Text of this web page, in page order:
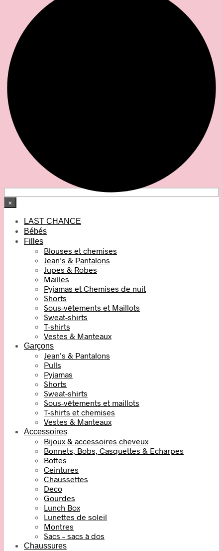
×
LAST CHANCE
Bébés
Filles
Blouses et chemises
Jean’s & Pantalons
Jupes & Robes
Mailles
Pyjamas et Chemises de nuit
Shorts
Sous-vêtements et Maillots
Sweat-shirts
T-shirts
Vestes & Manteaux
Garçons
Jean’s & Pantalons
Pulls
Pyjamas
Shorts
Sweat-shirts
Sous-vêtements et maillots
T-shirts et chemises
Vestes & Manteaux
Accessoires
Bijoux & accessoires cheveux
Bonnets, Bobs, Casquettes & Echarpes
Bottes
Ceintures
Chaussettes
Deco
Gourdes
Lunch Box
Lunettes de soleil
Montres
Sacs – sacs à dos
Chaussures